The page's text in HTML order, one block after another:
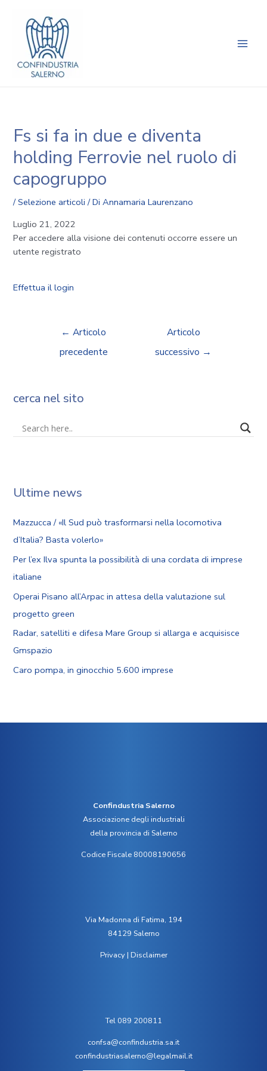
contenuto
Fs si fa in due e diventa
holding Ferrovie nel ruolo di
capogruppo
/Selezione articoli / DiAnnamaria Laurenzano
Luglio 21, 2022
Per accedere alla visione dei contenuti occorre essere un
utente registrato
Effettua il login
articoli
← Articolo
precedente
Articolo
successivo →
cerca nel sito
Ultime news
Mazzucca / «Il Sud può trasformarsi nella locomotiva
d’Italia? Basta volerlo»
Per l’ex Ilva spunta la possibilità di una cordata di imprese
italiane
Operai Pisano all’Arpac in attesa della valutazione sul
progetto green
Radar, satelliti e difesa Mare Group si allarga e acquisisce
Gmspazio
Caro pompa, in ginocchio 5.600 imprese
Confindustria Salerno
Associazione degli industriali
della provincia di Salerno
Codice Fiscale 80008190656
Via Madonna di Fatima, 194
84129 Salerno
Privacy| Disclaimer
Tel 089 200811
confsa@confindustria.sa.it
confindustriasalerno@legalmail.it